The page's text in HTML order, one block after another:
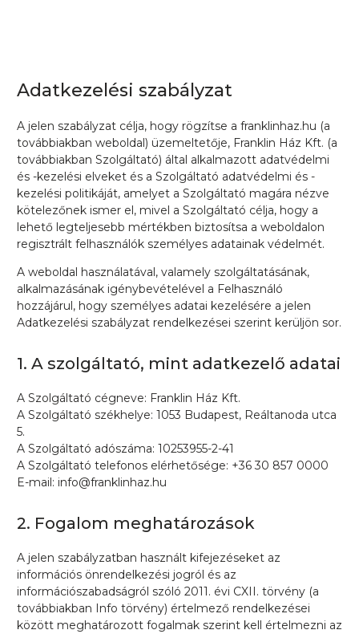
Adatkezelési szabályzat
A jelen szabályzat célja, hogy rögzítse a franklinhaz.hu (a
továbbiakban weboldal) üzemeltetője, Franklin Ház Kft. (a
továbbiakban Szolgáltató) által alkalmazott adatvédelmi
és -kezelési elveket és a Szolgáltató adatvédelmi és -
kezelési politikáját, amelyet a Szolgáltató magára nézve
kötelezőnek ismer el, mivel a Szolgáltató célja, hogy a
lehető legteljesebb mértékben biztosítsa a weboldalon
regisztrált felhasználók személyes adatainak védelmét.
A weboldal használatával, valamely szolgáltatásának,
alkalmazásának igénybevételével a Felhasználó
hozzájárul, hogy személyes adatai kezelésére a jelen
Adatkezelési szabályzat rendelkezései szerint kerüljön sor.
1. A szolgáltató, mint adatkezelő adatai
A Szolgáltató cégneve: Franklin Ház Kft.
A Szolgáltató székhelye: 1053 Budapest, Reáltanoda utca
5.
A Szolgáltató adószáma: 10253955-2-41
A Szolgáltató telefonos elérhetősége: +36 30 857 0000
E-mail: info@franklinhaz.hu
2. Fogalom meghatározások
A jelen szabályzatban használt kifejezéseket az
információs önrendelkezési jogról és az
információszabadságról szóló 2011. évi CXII. törvény (a
továbbiakban Info törvény) értelmező rendelkezései
között meghatározott fogalmak szerint kell értelmezni az